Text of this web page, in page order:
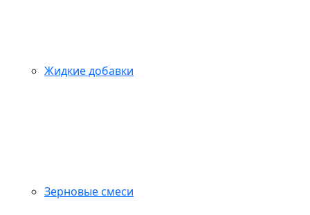
Жидкие добавки
Зерновые смеси